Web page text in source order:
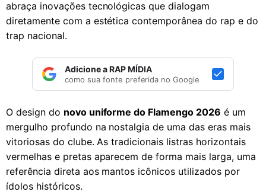
abraça inovações tecnológicas que dialogam
diretamente com a estética contemporânea do rap e do
trap nacional.
Adicione a RAP MÍDIA
como sua fonte preferida no Google
O design do novo uniforme do Flamengo 2026 é um
mergulho profundo na nostalgia de uma das eras mais
vitoriosas do clube. As tradicionais listras horizontais
vermelhas e pretas aparecem de forma mais larga, uma
referência direta aos mantos icônicos utilizados por
ídolos históricos.